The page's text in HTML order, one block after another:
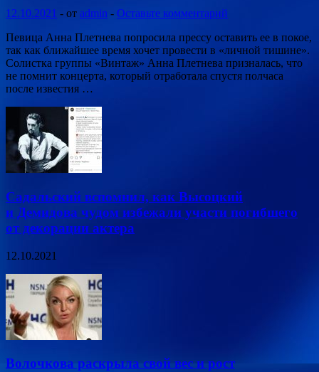
12.10.2021 - от admin - Оставьте комментарий
Певица Анна Плетнева попросила прессу оставить ее в покое,
так как ближайшее время хочет провести в «личной тишине».
Солистка группы «Винтаж» Анна Плетнева призналась, что
не помнит концерта, который отработала спустя полчаса
после известия …
Садальский вспомнил, как Высоцкий
и Демидова чудом избежали участи погибшего
от декорации актера
12.10.2021
Волочкова раскрыла свой вес и рост